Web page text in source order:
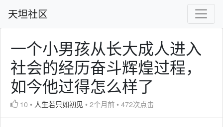
天坦社区
一个小男孩从长大成人进入
社会的经历奋斗辉煌过程，
如今他过得怎么样了
10 • 人生若只如初见 •2个月前 •472次点击